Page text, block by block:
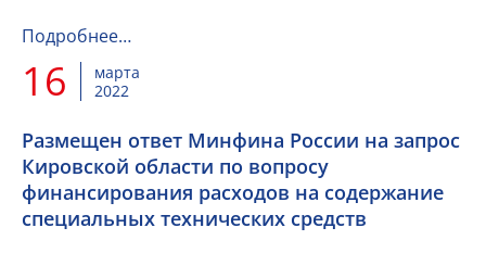
членам Союза Финансистов России.
Подробнее…
16
марта
2022
Размещен ответ Минфина России на запрос
Кировской области по вопросу
финансирования расходов на содержание
специальных технических средств